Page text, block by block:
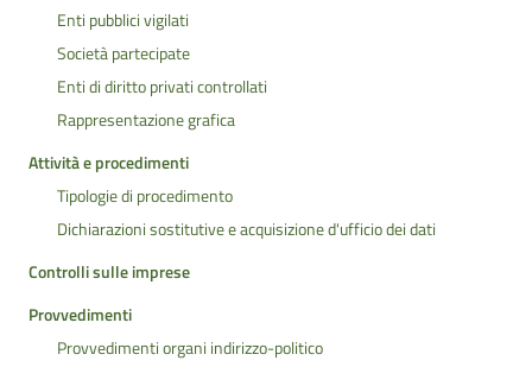
Enti pubblici vigilati
Società partecipate
Enti di diritto privati controllati
Rappresentazione grafica
Attività e procedimenti
Tipologie di procedimento
Dichiarazioni sostitutive e acquisizione d'ufficio dei dati
Controlli sulle imprese
Provvedimenti
Provvedimenti organi indirizzo-politico